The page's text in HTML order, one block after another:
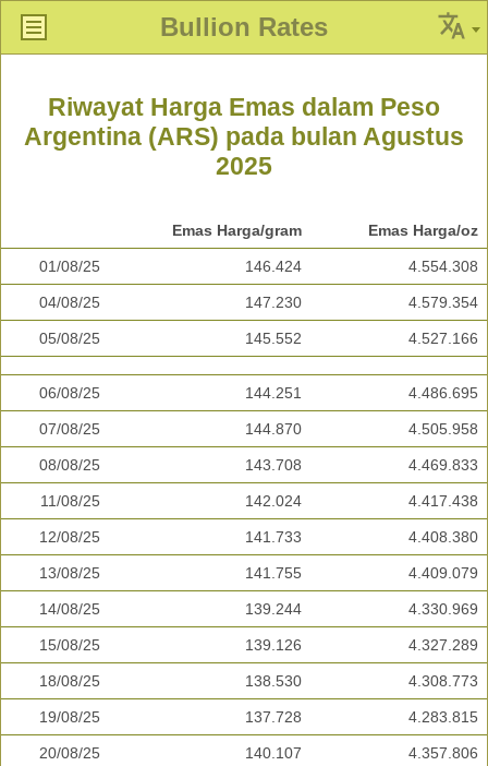
Bullion Rates
Riwayat Harga Emas dalam Peso
Argentina (ARS) pada bulan Agustus
2025
Emas Harga/gram Emas Harga/oz
01/08/25 146.424 4.554.308
04/08/25 147.230 4.579.354
05/08/25 145.552 4.527.166
06/08/25 144.251 4.486.695
07/08/25 144.870 4.505.958
08/08/25 143.708 4.469.833
11/08/25 142.024 4.417.438
12/08/25 141.733 4.408.380
13/08/25 141.755 4.409.079
14/08/25 139.244 4.330.969
15/08/25 139.126 4.327.289
18/08/25 138.530 4.308.773
19/08/25 137.728 4.283.815
20/08/25 140.107 4.357.806